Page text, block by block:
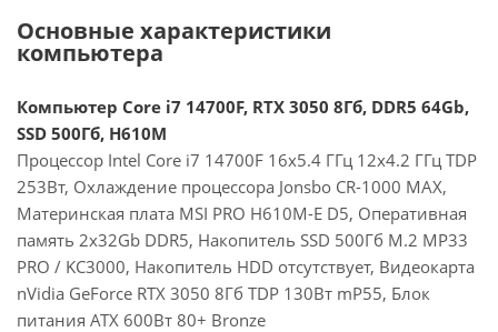
Основные характеристики
компьютера
Компьютер Core i7 14700F, RTX 3050 8Гб, DDR5 64Gb,
SSD 500Гб, H610M
Процессор Intel Core i7 14700F 16x5.4 ГГц 12x4.2 ГГц TDP
253Вт, Охлаждение процессора Jonsbo CR-1000 MAX,
Материнская плата MSI PRO H610M-E D5, Оперативная
память 2x32Gb DDR5, Накопитель SSD 500Гб M.2 MP33
PRO / KC3000, Накопитель HDD отсутствует, Видеокарта
nVidia GeForce RTX 3050 8Гб TDP 130Вт mP55, Блок
питания ATX 600Вт 80+ Bronze